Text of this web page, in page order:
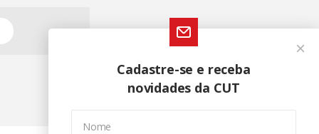
Cadastre-se e receba
novidades da CUT
Nome